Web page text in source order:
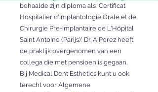
behaalde zijn diploma als 'Certificat
Hospitalier d'Implantologie Orale et de
Chirurgie Pre-Implantaire de L'Hôpital
Saint Antoine (Parijs).' Dr. A Perez heeft
de praktijk overgenomen van een
collega die met pensioen is gegaan.
Bij Medical Dent Esthetics kunt u ook
terecht voor Algemene